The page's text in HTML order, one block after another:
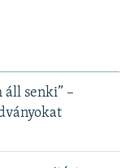
áll senki” –